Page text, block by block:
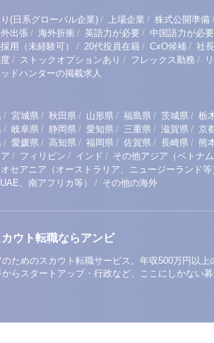
(日系グローバル企業) / 上場企業 / 株式公開準備 /
出張 / 海外折衝 / 英語力が必要 / 中国語力が必要
用（未経験可） / 20代役員在籍 / CxO候補 / 社
/ ストックオプションあり / フレックス勤務 /
ドハンターの掲載求人
/ 宮城県 / 秋田県 / 山形県 / 福島県 / 茨城県 / 栃
/ 岐阜県 / 静岡県 / 愛知県 / 三重県 / 滋賀県 / 京
/ 愛媛県 / 高知県 / 福岡県 / 佐賀県 / 長崎県 / 熊
/ フィリピン / インド / その他アジア（ベトナ
オセアニア（オーストラリア、ニュージーランド等
、南アフリカ等）
/ その他の海外
ウト転職ならアンビ
ためのスカウト転職サービス。年収500万円以
らスタートアップ・行政など、ここにしかない募